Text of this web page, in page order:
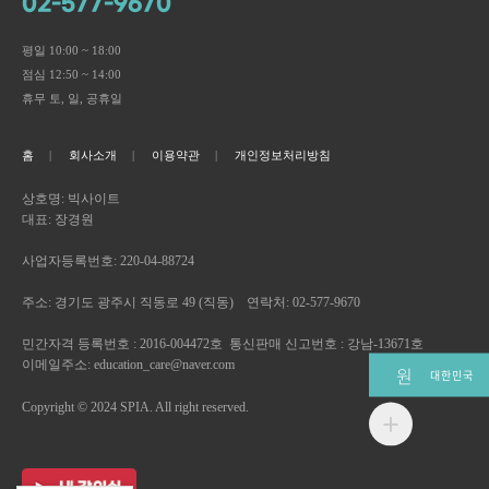
평일 10:00 ~ 18:00
점심 12:50 ~ 14:00
휴무 토, 일, 공휴일
홈 회사소개 이용약관 개인정보처리방침
상호명: 빅사이트
대표: 장경원
사업자등록번호: 220-04-88724
주소: 경기도 광주시 직동로 49 (직동) 연락처: 02-577-9670
민간자격 등록번호 : 2016-004472호 통신판매 신고번호 : 강남-13671호
이메일주소: education_care@naver.com
Copyright © 2024 SPIA. All right reserved.
원 대한민국